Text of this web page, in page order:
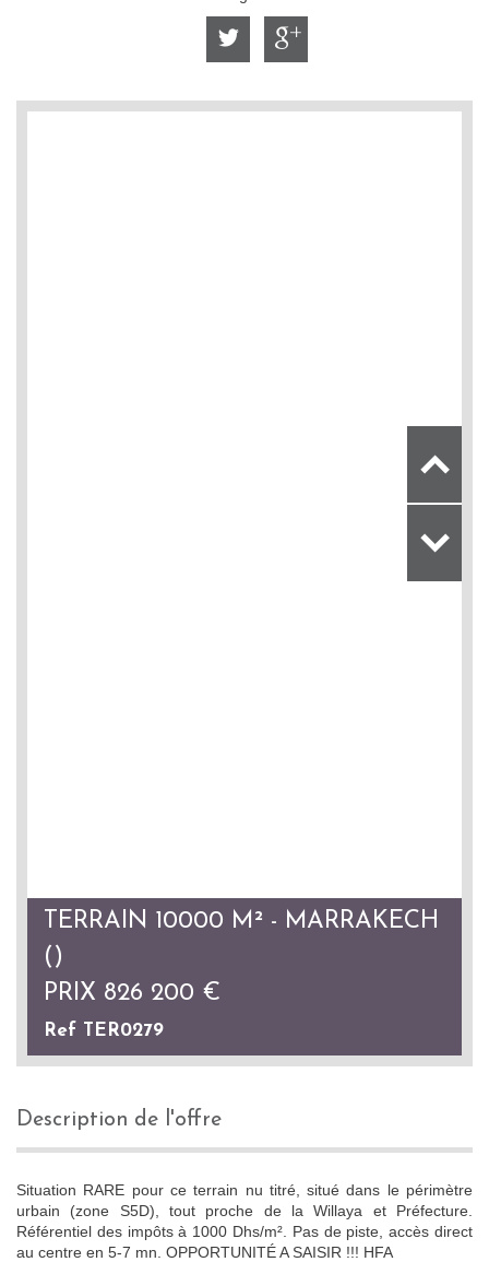
TERRAIN 10000 M² - MARRAKECH
()
PRIX 826 200 €
Ref TER0279
description de l'offre
Situation RARE pour ce terrain nu titré, situé dans le périmètre
urbain (zone S5D), tout proche de la Willaya et Préfecture.
Référentiel des impôts à 1000 Dhs/m². Pas de piste, accès direct
au centre en 5-7 mn. OPPORTUNITÉ A SAISIR !!! HFA